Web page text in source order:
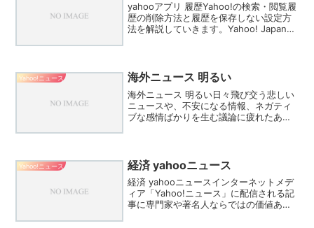
yahooアプリ 履歴Yahoo!の検索・閲覧履
歴の削除方法と履歴を保存しない設定方
法を解説していきます。Yahoo! Japanア
Yahoo!ニュース 海外ニュース 明るい
海外ニュース 明るい日々飛び交う悲しい
ニュースや、不安になる情報、ネガティ
ブな感情ばかりを生む議論に疲れたあな
や、不安になる情報、...
Yahoo!ニュース 経済 yahooニュース
経済 yahooニュースインターネットメデ
ィア「Yahoo!ニュース」に配信される記
事に専門家や著名人ならではの価値ある